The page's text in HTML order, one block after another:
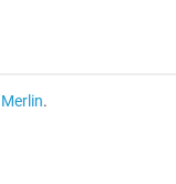
Merlin.